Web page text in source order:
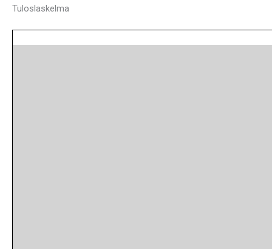
Tuloslaskelma